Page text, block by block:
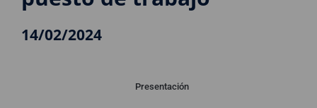
14/02/2024
Presentación